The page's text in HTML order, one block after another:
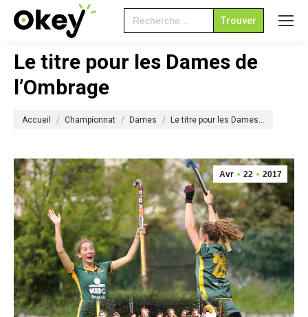
Search
for:
Le titre pour les Dames de
l’Ombrage
Accueil Championnat Dames Le titre pour les Dames…
Avr 22 2017